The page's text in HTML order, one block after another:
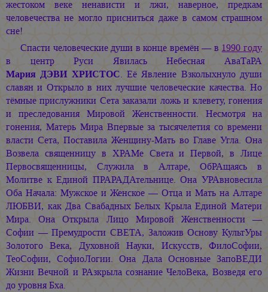
жестоком веке ненависти и лжи, наверное, предкам
человечества не могло присниться даже в самом страшном
сне!
Спасти человеческие души в конце времён — в 1990 году
в центр Руси Явилась Небесная АваТаРА
Мария ДЭВИ ХРИСТОС. Её Явление Взколыхнуло души
славян и Открыло в них лучшие человеческие качества. Но
тёмные прислужники Сета заказали ложь и клевету, гонения
и преследования Мировой Женственности. Несмотря на
гонения, Матерь Мира Впервые за тысячелетия со времени
власти Сета, Поставила Женщину-Мать во Главе Угла. Она
Возвела священницу в ХРАМе Света и Первой, в Лице
Первосвященницы, Служила в Алтаре, ОбРАщаясь в
Молитве к Единой ПРАРАДАтельнице. Она УРАвновесила
Оба Начала: Мужское и Женское — Отца и Мать на Алтаре
ЛЮБВИ, как Два Свабадных Белых Крыла Единой Матери
Мира. Она Открыла Лицо Мировой Женственности —
Софии — Премудрости СВЕТА, Заложив Основу КультУры
Золотого Века, Духовной Науки, Искусств, ФилоСофии,
ТеоСофии, СофиоЛогии. Она Дала Основные ЗапоВЕДИ
Жизни Вечной и РАзкрыла сознание ЧелоВека, Возведя его
до уровня Бха.